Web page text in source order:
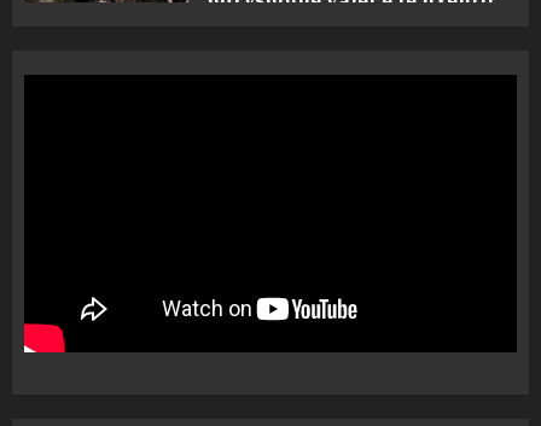
2
përmirësojnë cilësinë e gjumit